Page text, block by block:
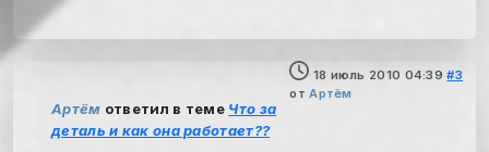
18 июль 2010 04:39 #3
отАртём
Артём ответил в теме Что за
деталь и как она работает??